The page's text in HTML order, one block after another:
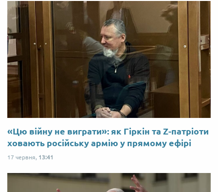
«Цю війну не виграти»: як Гіркін та Z-патріоти
ховають російську армію у прямому ефірі
17 червня, 13:41